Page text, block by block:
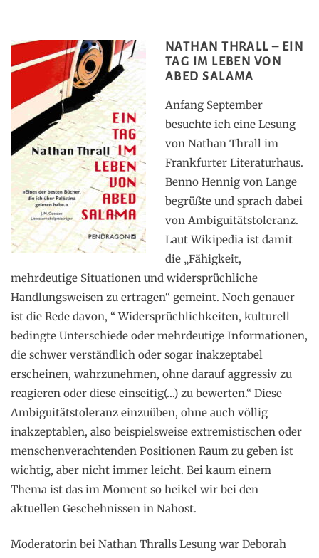
NATHAN THRALL – EIN
TAG IM LEBEN VON
ABED SALAMA
Anfang September
besuchte ich eine Lesung
von Nathan Thrall im
Frankfurter Literaturhaus.
Benno Hennig von Lange
begrüßte und sprach dabei
von Ambiguitätstoleranz.
Laut Wikipedia ist damit
die „Fähigkeit,
mehrdeutige Situationen und widersprüchliche
Handlungsweisen zu ertragen“ gemeint. Noch genauer
ist die Rede davon, “ Widersprüchlichkeiten, kulturell
bedingte Unterschiede oder mehrdeutige Informationen,
die schwer verständlich oder sogar inakzeptabel
erscheinen, wahrzunehmen, ohne darauf aggressiv zu
reagieren oder diese einseitig(…) zu bewerten.“ Diese
Ambiguitätstoleranz einzuüben, ohne auch völlig
inakzeptablen, also beispielsweise extremistischen oder
menschenverachtenden Positionen Raum zu geben ist
wichtig, aber nicht immer leicht. Bei kaum einem
Thema ist das im Moment so heikel wir bei den
aktuellen Geschehnissen in Nahost.
Moderatorin bei Nathan Thralls Lesung war Deborah